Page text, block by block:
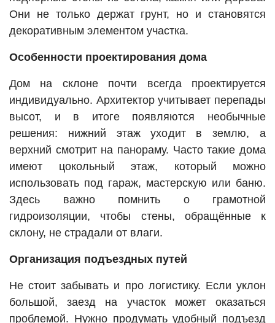
Они не только держат грунт, но и становятся
декоративным элементом участка.
Особенности проектирования дома
Дом на склоне почти всегда проектируется
индивидуально. Архитектор учитывает перепады
высот, и в итоге появляются необычные
решения: нижний этаж уходит в землю, а
верхний смотрит на панораму. Часто такие дома
имеют цокольный этаж, который можно
использовать под гараж, мастерскую или баню.
Здесь важно помнить о грамотной
гидроизоляции, чтобы стены, обращённые к
склону, не страдали от влаги.
Организация подъездных путей
Не стоит забывать и про логистику. Если уклон
большой, заезд на участок может оказаться
проблемой. Нужно продумать удобный подъезд